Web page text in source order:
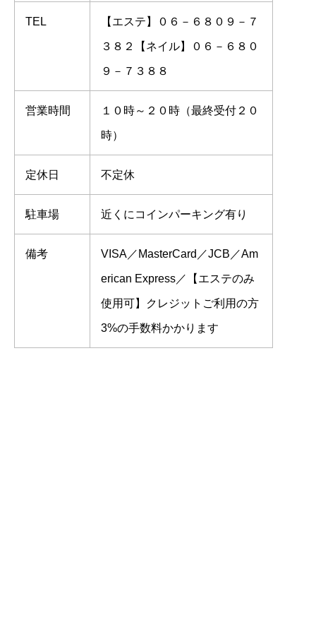
TEL 【エステ】０６－６８０９－７
３８２【ネイル】０６－６８０
９－７３８８
営業時間 １０時～２０時（最終受付２０
時）
定休日 不定休
駐車場 近くにコインパーキング有り
備考 VISA／MasterCard／JCB／Am
erican Express／【エステのみ
使用可】クレジットご利用の方
3%の手数料かかります